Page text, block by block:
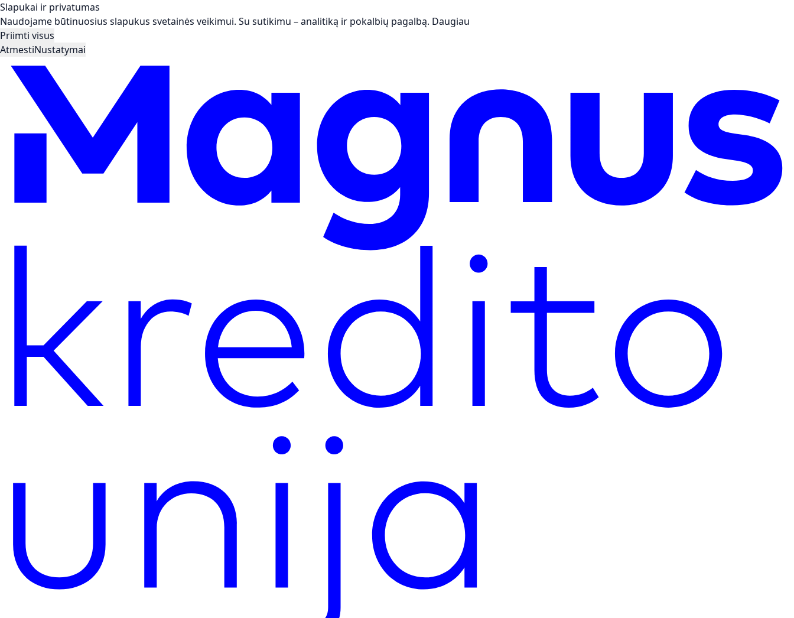
Slapukai ir privatumas
Naudojame būtinuosius slapukus svetainės veikimui. Su sutikimu – analitiką ir pokalbių pagalbą. Daugiau
Priimti visus
AtmestiNustatymai